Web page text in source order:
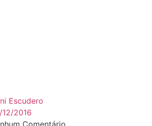
Escudero
2016
Comentário